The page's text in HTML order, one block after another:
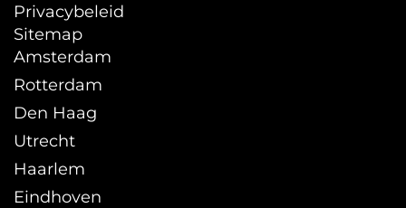
Privacybeleid
Sitemap
Amsterdam
Rotterdam
Den Haag
Utrecht
Haarlem
Eindhoven